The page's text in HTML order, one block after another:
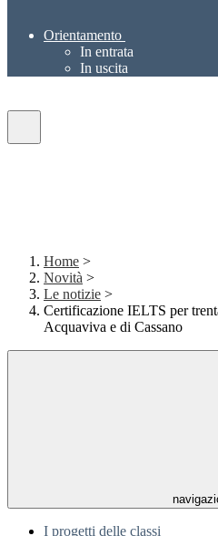
Orientamento
In entrata
In uscita
Home >
Novità >
Le notizie >
Certificazione IELTS per
Acquaviva e di Cassano
I progetti delle classi